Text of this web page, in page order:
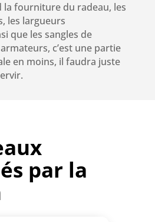
la fourniture du radeau, les
les largueurs
que les sangles de
c’est une partie
en moins, il faudra juste
par la